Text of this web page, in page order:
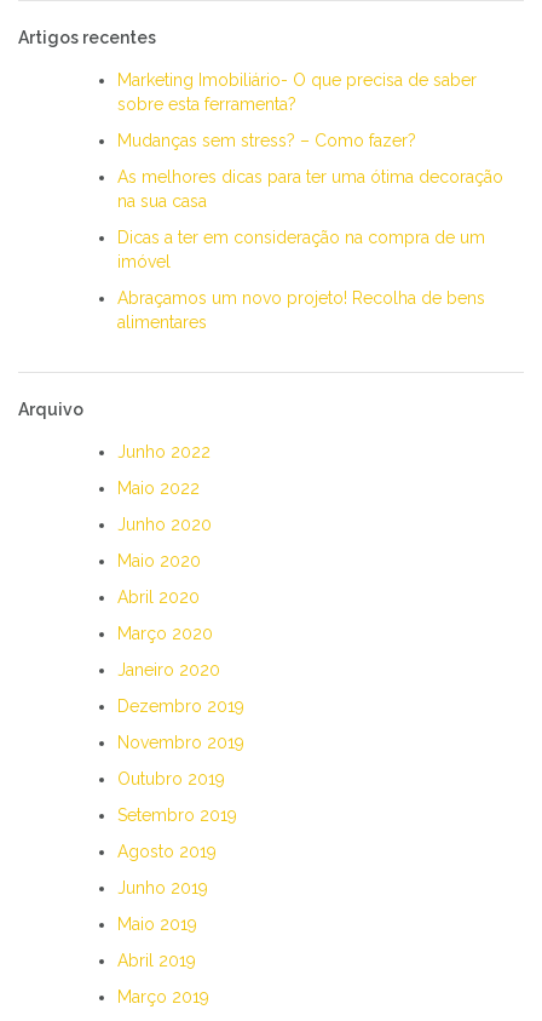
Artigos recentes
Marketing Imobiliário- O que precisa de saber
sobre esta ferramenta?
Mudanças sem stress? – Como fazer?
As melhores dicas para ter uma ótima decoração
na sua casa
Dicas a ter em consideração na compra de um
imóvel
Abraçamos um novo projeto! Recolha de bens
alimentares
Arquivo
Junho 2022
Maio 2022
Junho 2020
Maio 2020
Abril 2020
Março 2020
Janeiro 2020
Dezembro 2019
Novembro 2019
Outubro 2019
Setembro 2019
Agosto 2019
Junho 2019
Maio 2019
Abril 2019
Março 2019